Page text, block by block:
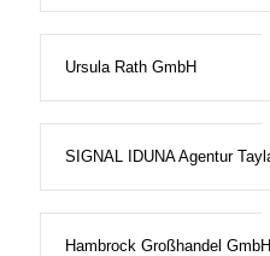
Ursula Rath GmbH
SIGNAL IDUNA Agentur
Hambrock Großhandel GmbH